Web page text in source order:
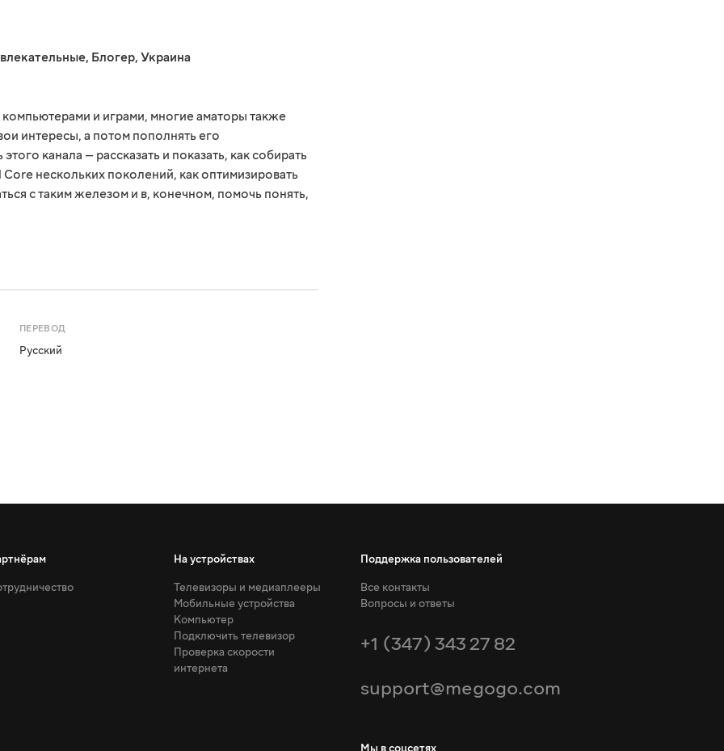
, Блогер, Украина
и играми, многие аматоры также
интересы, а потом пополнять его
канала — рассказать и показать, как собирать
нескольких поколений, как оптимизировать
с таким железом и в, конечном, помочь понять,
ПЕРЕВОД
Русский
На устройствах
Телевизоры и медиаплееры
Мобильные устройства
Компьютер
Подключить телевизор
Проверка скорости
интернета
Поддержка пользователей
Все контакты
Вопросы и ответы
+1 (347) 343 27 82
support@megogo.com